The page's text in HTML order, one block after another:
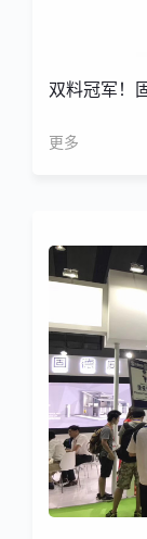
双料冠军！
更多